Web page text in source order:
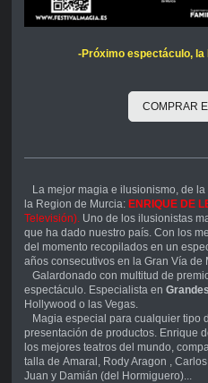
-Próximo espectáculo, la
COMPRAR
La mejor magia e ilusionismo, de
la Region de Murcia: ENRIQUE DE
Televisión). Uno de los ilusionistas
que ha dado nuestro país. Con los
del momento recopilados en un
años consecutivos en la Gran Vía de
Galardonado con multitud de
espectáculo. Especialista en
Hollywood o las Vegas.
Magia especial para cualquier tipo
presentación de productos. Enrique
los mejores teatros del mundo,
talla de Amaral, Rody Aragon ,
Juan y Damián (del Hormiguero)...